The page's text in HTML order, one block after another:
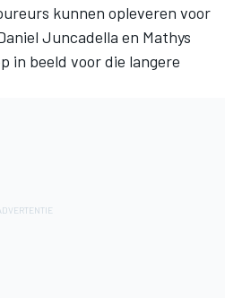
kunnen opleveren voor
Juncadella en Mathys
in beeld voor die langere